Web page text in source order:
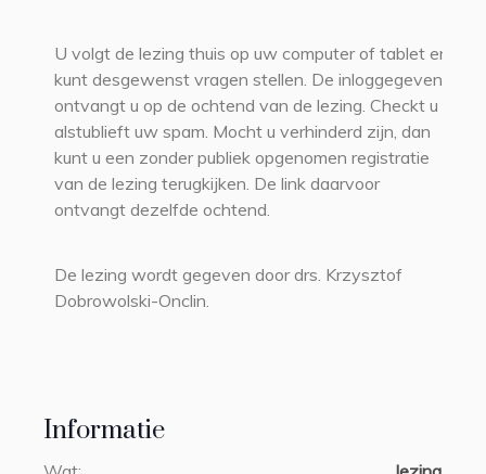
Informatie
U volgt de lezing thuis op uw computer of tablet en
kunt desgewenst vragen stellen. De inloggegevens
ontvangt u op de ochtend van de lezing. Checkt u
alstublieft uw spam. Mocht u verhinderd zijn, dan
kunt u een zonder publiek opgenomen registratie
van de lezing terugkijken. De link daarvoor
ontvangt dezelfde ochtend.
De lezing wordt gegeven door drs. Krzysztof
Dobrowolski-Onclin.